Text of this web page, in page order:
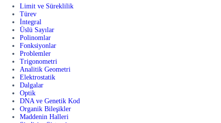
Limit ve Süreklilik
Türev
İntegral
Üslü Sayılar
Polinomlar
Fonksiyonlar
Problemler
Trigonometri
Analitik Geometri
Elektrostatik
Dalgalar
Optik
DNA ve Genetik Kod
Organik Bileşikler
Maddenin Halleri